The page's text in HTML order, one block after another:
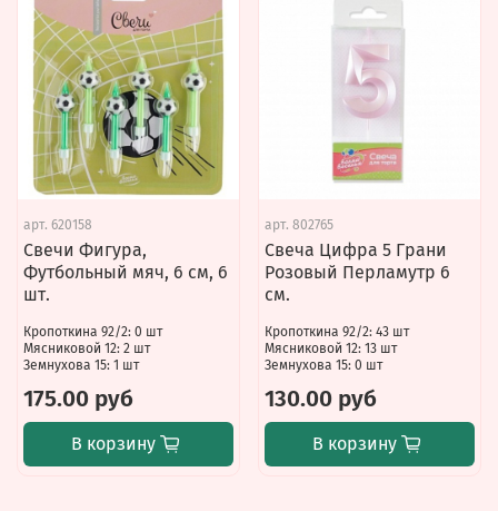
арт. 620158
Свечи Фигура,
Футбольный мяч, 6 см, 6
шт.
Кропоткина 92/2: 0 шт
Мясниковой 12: 2 шт
Земнухова 15: 1 шт
175.00 руб
В корзину
арт. 802765
Свеча Цифра 5 Грани
Розовый Перламутр 6
см.
Кропоткина 92/2: 43 шт
Мясниковой 12: 13 шт
Земнухова 15: 0 шт
130.00 руб
В корзину